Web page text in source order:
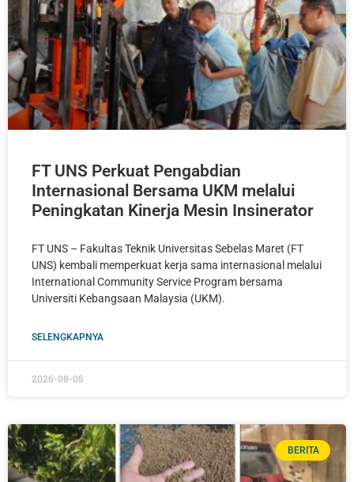
FT UNS Perkuat Pengabdian
Internasional Bersama UKM melalui
Peningkatan Kinerja Mesin Insinerator
FT UNS – Fakultas Teknik Universitas Sebelas Maret (FT
UNS) kembali memperkuat kerja sama internasional melalui
International Community Service Program bersama
Universiti Kebangsaan Malaysia (UKM).
SELENGKAPNYA
2026-08-05
BERITA